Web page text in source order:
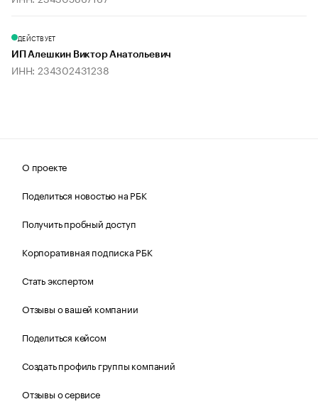
ДЕЙСТВУЕТ
ИП Алешкин Виктор Анатольевич
ИНН: 234302431238
О проекте
Поделиться новостью на РБК
Получить пробный доступ
Корпоративная подписка РБК
Стать экспертом
Отзывы о вашей компании
Поделиться кейсом
Создать профиль группы компаний
Отзывы о сервисе